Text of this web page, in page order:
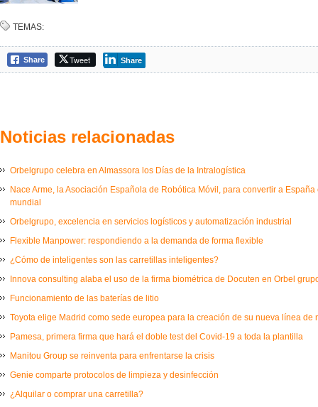
TEMAS:
Share Tweet Share
Noticias relacionadas
Orbelgrupo celebra en Almassora los Días de la Intralogística
Nace Arme, la Asociación Española de Robótica Móvil, para convertir a
mundial
Orbelgrupo, excelencia en servicios logísticos y automatización industrial
Flexible Manpower: respondiendo a la demanda de forma flexible
¿Cómo de inteligentes son las carretillas inteligentes?
Innova consulting alaba el uso de la firma biométrica de Docuten en Orbel
Funcionamiento de las baterías de litio
Toyota elige Madrid como sede europea para la creación de su nueva línea de
Pamesa, primera firma que hará el doble test del Covid-19 a toda la plantilla
Manitou Group se reinventa para enfrentarse la crisis
Genie comparte protocolos de limpieza y desinfección
¿Alquilar o comprar una carretilla?